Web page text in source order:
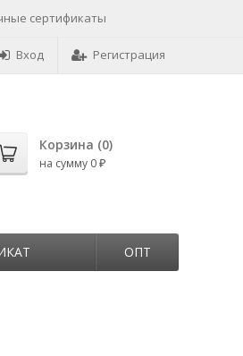
сертификаты
Вход Регистрация
Корзина (0)
на сумму 0 ₽
ОПТ